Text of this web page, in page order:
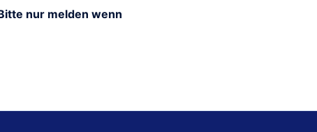
nur melden wenn